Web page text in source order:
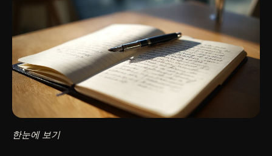
한눈에 보기